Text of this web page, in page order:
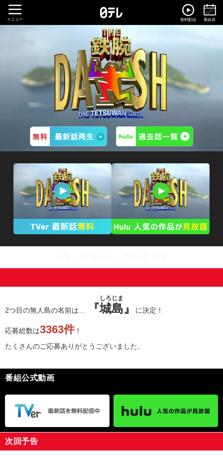
メニュー 無料配信 番組表
2つ目の無人島の名前は… 『城島
しろじま
』 に決定！
応募総数は3363件！
たくさんのご応募ありがとうございました。
番組公式動画
次回予告